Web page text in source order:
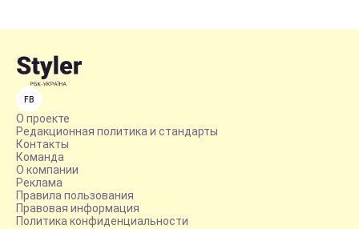
FB
О проекте
Редакционная политика и стандарты
Контакты
Команда
О компании
Реклама
Правила пользования
Правовая информация
Политика конфиденциальности